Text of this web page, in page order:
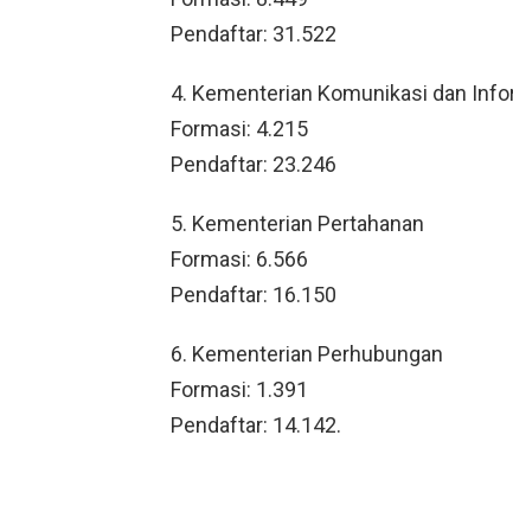
Pendaftar: 31.522
4. Kementerian Komunikasi dan
Formasi: 4.215
Pendaftar: 23.246
5. Kementerian Pertahanan
Formasi: 6.566
Pendaftar: 16.150
6. Kementerian Perhubungan
Formasi: 1.391
Pendaftar: 14.142.